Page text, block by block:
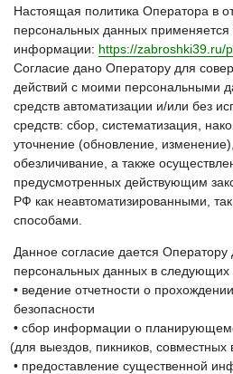
Настоящая политика Оператора в
персональных данных применяется
информации: https://zabroshki39.ru/
Согласие дано Оператору для
действий с моими персональными
средств автоматизации и/или без
средств: сбор, систематизация,
уточнение (обновление ,
обезличивание, а также
предусмотренных действующим
РФ как неавтоматизированными,
способами.
Данное согласие дается
персональных данных в следующих
• ведение отчетности о
безопасности
• сбор информации о
(для выездов, пикников, совместных
• предоставление существенной